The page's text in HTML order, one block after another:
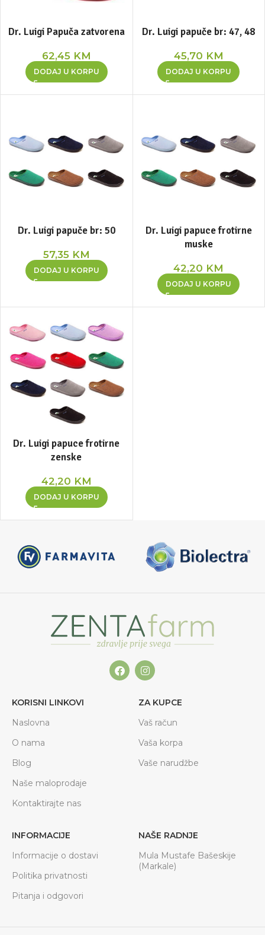
Dr. Luigi Papuča zatvorena
62,45 KM
DODAJ U KORPU
Dr. Luigi papuče br: 47, 48
45,70 KM
DODAJ U KORPU
Dr. Luigi papuče br: 50
57,35 KM
DODAJ U KORPU
Dr. Luigi papuce frotirne
muske
42,20 KM
DODAJ U KORPU
Dr. Luigi papuce frotirne
zenske
42,20 KM
DODAJ U KORPU
KORISNI LINKOVI
Naslovna
O nama
Blog
Naše maloprodaje
Kontaktirajte nas
ZA KUPCE
Vaš račun
Vaša korpa
Vaše narudžbe
INFORMACIJE
Informacije o dostavi
Politika privatnosti
Pitanja i odgovori
NAŠE RADNJE
Mula Mustafe Bašeskije
(Markale)